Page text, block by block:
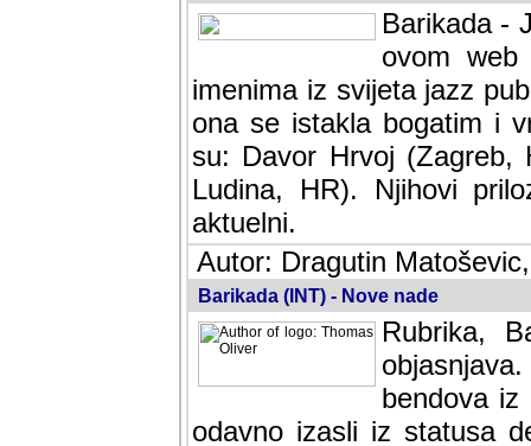
Barikada -
ovom web
imenima iz svijeta jazz
ona se istakla bogatim i
su: Davor Hrvoj (Zagreb,
Ludina, HR). Njihovi
aktuelni.
Autor: Dragutin
Barikada (INT) - Nove nade
Rubrika,
bendova
odavno izasli iz statusa